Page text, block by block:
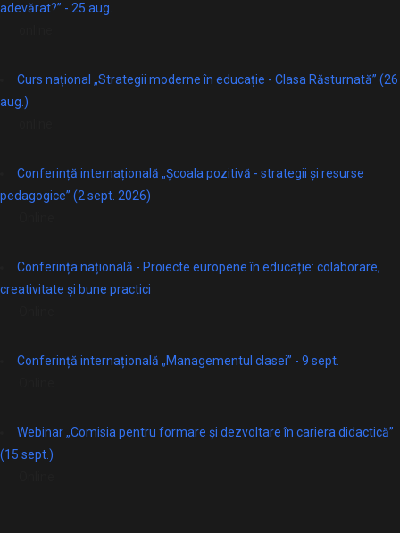
adevărat?” - 25 aug.
Curs național „Strategii moderne în educație - Clasa Răsturnată” (26
aug.)
Conferință internațională „Școala pozitivă - strategii și resurse
pedagogice” (2 sept. 2026)
Conferința națională - Proiecte europene în educație: colaborare,
creativitate și bune practici
Conferință internațională „Managementul clasei” - 9 sept.
Webinar „Comisia pentru formare și dezvoltare în cariera didactică”
(15 sept.)